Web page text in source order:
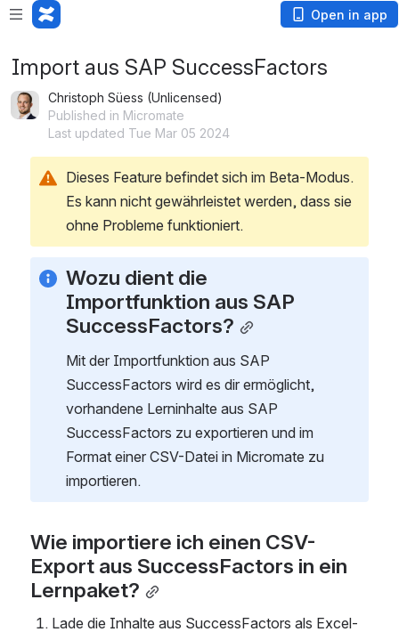
Open in app
Import aus SAP SuccessFactors
Christoph Süess (Unlicensed)
Published in Micromate
Last updated Tue Mar 05 2024
Dieses Feature befindet sich im Beta-Modus.
Es kann nicht gewährleistet werden, dass sie
ohne Probleme funktioniert.
Wozu dient die
Importfunktion aus SAP
SuccessFactors?
Mit der Importfunktion aus SAP
SuccessFactors wird es dir ermöglicht,
vorhandene Lerninhalte aus SAP
SuccessFactors zu exportieren und im
Format einer CSV-Datei in Micromate zu
importieren.
Wie importiere ich einen CSV-
Export aus SuccessFactors in ein
Lernpaket?
Lade die Inhalte aus SuccessFactors als Excel-